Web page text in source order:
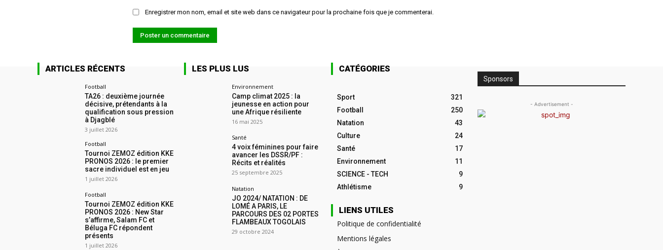
Enregistrer mon nom, email et site web dans ce navigateur pour la prochaine fois que je commenterai.
ARTICLES RÉCENTS
Football
TA26 : deuxième journée
décisive, prétendants à la
qualification sous pression
à Djagblé
3 juillet 2026
Football
Tournoi ZEMOZ édition KKE
PRONOS 2026 : le premier
sacre individuel est en jeu
1 juillet 2026
Football
Tournoi ZEMOZ édition KKE
PRONOS 2026 : New Star
s’affirme, Salam FC et
Béluga FC répondent
présents
1 juillet 2026
LES PLUS LUS
Environnement
Camp climat 2025 : la
jeunesse en action pour
une Afrique résiliente
16 mai 2025
Santé
4 voix féminines pour faire
avancer les DSSR/PF :
Récits et réalités
25 septembre 2025
Natation
JO 2024/ NATATION : DE
LOMÉ A PARIS, LE
PARCOURS DES 02 PORTES
FLAMBEAUX TOGOLAIS
29 octobre 2024
CATÉGORIES
Sport
321
Football
250
Natation
43
Culture
24
Santé
17
Environnement
11
SCIENCE - TECH
9
Athlétisme
9
LIENS UTILES
Politique de confidentialité
Mentions légales
Sponsors
- Advertisement -